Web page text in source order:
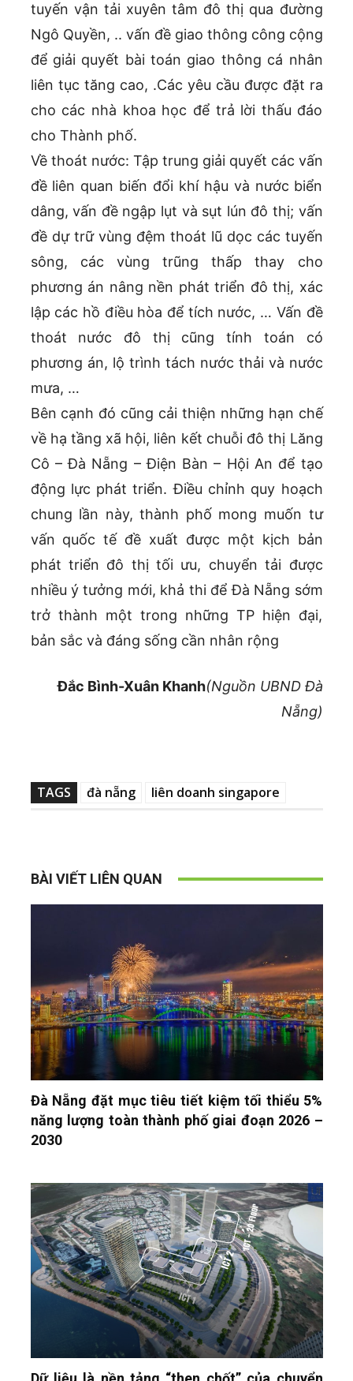
tuyến vận tải xuyên tâm đô thị qua đường
Ngô Quyền, .. vấn đề giao thông công cộng
để giải quyết bài toán giao thông cá nhân
liên tục tăng cao, .Các yêu cầu được đặt ra
cho các nhà khoa học để trả lời thấu đáo
cho Thành phố.
Về thoát nước: Tập trung giải quyết các vấn
đề liên quan biến đổi khí hậu và nước biển
dâng, vấn đề ngập lụt và sụt lún đô thị; vấn
đề dự trữ vùng đệm thoát lũ dọc các tuyến
sông, các vùng trũng thấp thay cho
phương án nâng nền phát triển đô thị, xác
lập các hồ điều hòa để tích nước, … Vấn đề
thoát nước đô thị cũng tính toán có
phương án, lộ trình tách nước thải và nước
mưa, …
Bên cạnh đó cũng cải thiện những hạn chế
về hạ tầng xã hội, liên kết chuỗi đô thị Lăng
Cô – Đà Nẵng – Điện Bàn – Hội An để tạo
động lực phát triển. Điều chỉnh quy hoạch
chung lần này, thành phố mong muốn tư
vấn quốc tế đề xuất được một kịch bản
phát triển đô thị tối ưu, chuyển tải được
nhiều ý tưởng mới, khả thi để Đà Nẵng sớm
trở thành một trong những TP hiện đại,
bản sắc và đáng sống cần nhân rộng
Đắc Bình-Xuân Khanh(Nguồn UBND Đà
Nẵng)
TAGS đà nẵng liên doanh singapore
BÀI VIẾT LIÊN QUAN
Đà Nẵng đặt mục tiêu tiết kiệm tối thiểu 5%
năng lượng toàn thành phố giai đoạn 2026 –
2030